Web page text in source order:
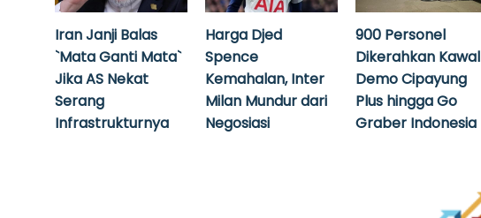
Iran Janji Balas
`Mata Ganti Mata`
Jika AS Nekat
Serang
Infrastrukturnya
Harga Djed
Spence
Kemahalan, Inter
Milan Mundur dari
Negosiasi
900 Personel
Dikerahkan Kawal
Demo Cipayung
Plus hingga Go
Graber Indonesia